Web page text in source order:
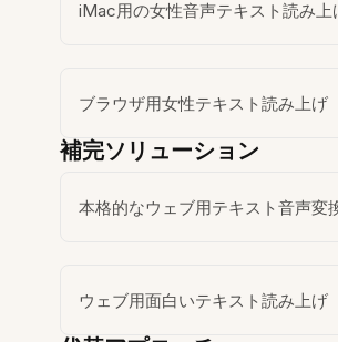
iMac用の女性音声テキスト読み上
ブラウザ用女性テキスト読み上げ
補完ソリューション
本格的なウェブ用テキスト音声変
ウェブ用面白いテキスト読み上げ